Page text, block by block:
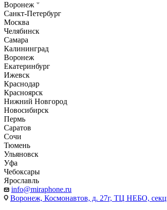
Воронеж
Санкт-Петербург
Москва
Челябинск
Самара
Калининград
Воронеж
Екатеринбург
Ижевск
Краснодар
Красноярск
Нижний Новгород
Новосибирск
Пермь
Саратов
Сочи
Тюмень
Ульяновск
Уфа
Чебоксары
Ярославль
info@miraphone.ru
Воронеж, Космонавтов, д. 27г, ТЦ НЕБО,